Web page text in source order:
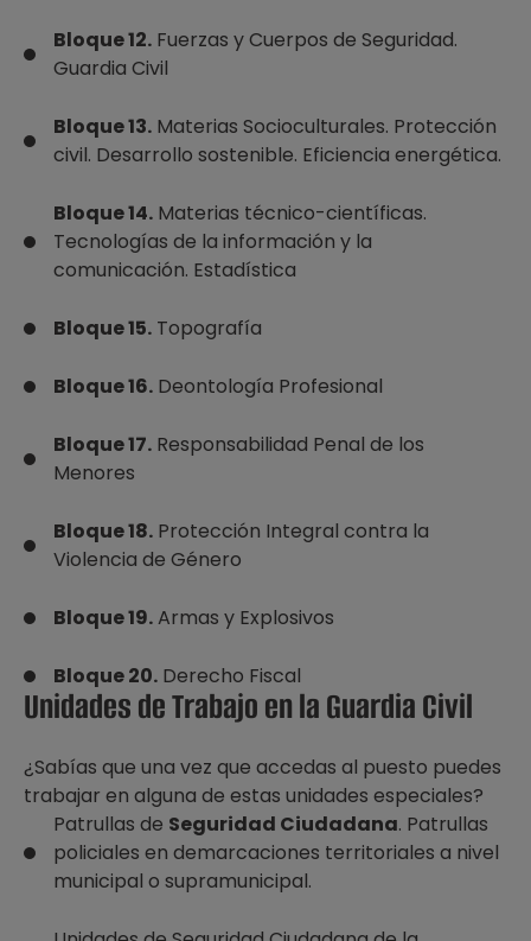
Bloque 12. Fuerzas y Cuerpos de Seguridad.
Guardia Civil
Bloque 13. Materias Socioculturales. Protección
civil. Desarrollo sostenible. Eficiencia energética.
Bloque 14. Materias técnico-científicas.
Tecnologías de la información y la
comunicación. Estadística
Bloque 15. Topografía
Bloque 16. Deontología Profesional
Bloque 17. Responsabilidad Penal de los
Menores
Bloque 18. Protección Integral contra la
Violencia de Género
Bloque 19.Armas y Explosivos
Bloque 20. Derecho Fiscal
Unidades de Trabajo en la Guardia Civil
¿Sabías que una vez que accedas al puesto puedes
trabajar en alguna de estas unidades especiales?
Patrullas de Seguridad Ciudadana. Patrullas
policiales en demarcaciones territoriales a nivel
municipal o supramunicipal.